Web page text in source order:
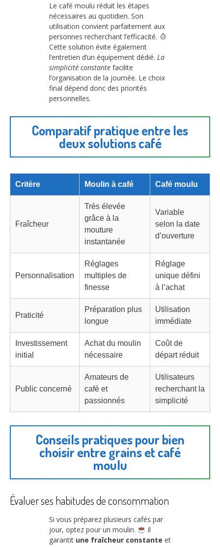
Le café moulu réduit les étapes
nécessaires au quotidien. Son
utilisation convient parfaitement aux
personnes recherchant l’efficacité.
Cette solution évite également
l’entretien d’un équipement dédié. La
simplicité constante facilite
l’organisation de la journée. Le choix
final dépend donc des priorités
personnelles.
Comparatif pratique entre les
deux solutions café
Critère Moulin à café Café moulu
Fraîcheur
Très élevée
grâce à la
mouture
instantanée
Variable
selon la date
d’ouverture
Personnalisation
Réglages
multiples de
finesse
Réglage
unique défini
à l’achat
Praticité
Préparation plus
longue
Utilisation
immédiate
Investissement
initial
Achat du moulin
nécessaire
Coût de
départ réduit
Public concerné
Amateurs de
café et
passionnés
Utilisateurs
recherchant la
simplicité
Conseils pratiques pour bien
choisir entre grains et café
moulu
Évaluer ses habitudes de consommation
Si vous préparez plusieurs cafés par
jour, optez pour un moulin.
Il
garantit une fraîcheur constante et